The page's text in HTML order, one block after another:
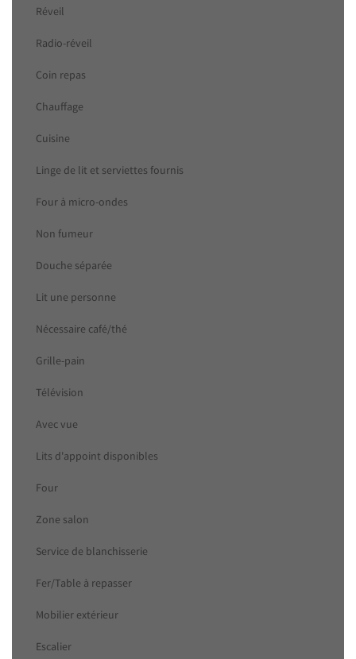
Réveil
Radio-réveil
Coin repas
Chauffage
Cuisine
Linge de lit et serviettes fournis
Four à micro-ondes
Non fumeur
Douche séparée
Lit une personne
Nécessaire café/thé
Grille-pain
Télévision
Avec vue
Lits d'appoint disponibles
Four
Zone salon
Service de blanchisserie
Fer/Table à repasser
Mobilier extérieur
Escalier